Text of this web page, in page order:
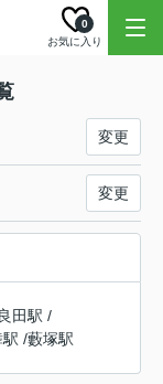
お気に入り
0
変更
変更
田駅 /
/藪塚駅